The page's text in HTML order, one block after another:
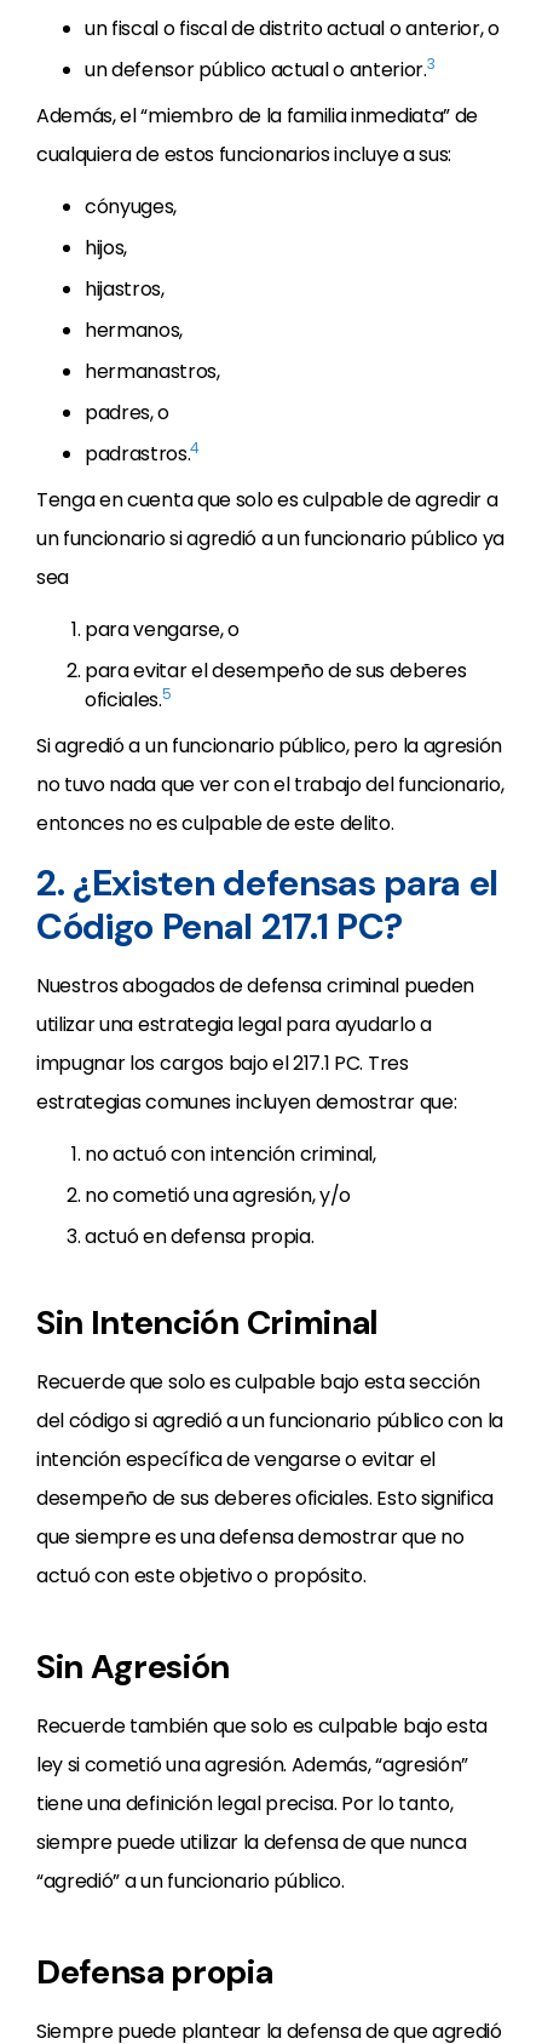
un fiscal o fiscal de distrito actual o anterior, o
un defensor público actual o anterior.3
Además, el “miembro de la familia inmediata” de
cualquiera de estos funcionarios incluye a sus:
cónyuges,
hijos,
hijastros,
hermanos,
hermanastros,
padres, o
padrastros.4
Tenga en cuenta que solo es culpable de agredir a
un funcionario si agredió a un funcionario público ya
sea
para vengarse, o
para evitar el desempeño de sus deberes
oficiales.5
Si agredió a un funcionario público, pero la agresión
no tuvo nada que ver con el trabajo del funcionario,
entonces no es culpable de este delito.
2. ¿Existen defensas para el
Código Penal 217.1 PC?
Nuestros abogados de defensa criminal pueden
utilizar una estrategia legal para ayudarlo a
impugnar los cargos bajo el 217.1 PC. Tres
estrategias comunes incluyen demostrar que:
no actuó con intención criminal,
no cometió una agresión, y/o
actuó en defensa propia.
Sin Intención Criminal
Recuerde que solo es culpable bajo esta sección
del código si agredió a un funcionario público con la
intención específica de vengarse o evitar el
desempeño de sus deberes oficiales. Esto significa
que siempre es una defensa demostrar que no
actuó con este objetivo o propósito.
Sin Agresión
Recuerde también que solo es culpable bajo esta
ley si cometió una agresión. Además, “agresión”
tiene una definición legal precisa. Por lo tanto,
siempre puede utilizar la defensa de que nunca
“agredió” a un funcionario público.
Defensa propia
Siempre puede plantear la defensa de que agredió